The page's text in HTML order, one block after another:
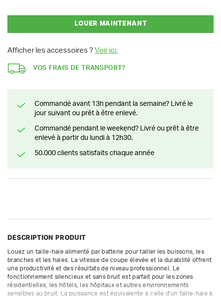
LOUER MAINTENANT
Afficher les accessoires ? Voir ici.
VOS FRAIS DE TRANSPORT?
Commandé avant 13h pendant la semaine? Livré le
jour suivant ou prêt à être enlevé.
Commandé pendant le weekend? Livré ou prêt à être
enlevé à partir du lundi à 12h30.
50.000 clients satisfaits chaque année
DESCRIPTION PRODUIT
Louez un taille-haie alimenté par batterie pour tailler les buissons, les
branches et les haies. La vitesse de coupe élevée et la durabilité offrent
une productivité et des résultats de niveau professionnel. Le
fonctionnement silencieux et sans bruit est parfait pour les zones
résidentielles, les hôtels, les hôpitaux et autres environnements
sensibles au bruit. La puissance est équivalente à celle d'un taille-haie à